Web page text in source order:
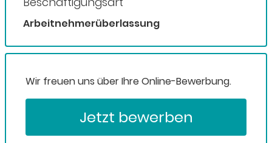
Arbeitnehmerüberlassung
Wir freuen uns über Ihre Online-Bewerbung.
Jetzt bewerben